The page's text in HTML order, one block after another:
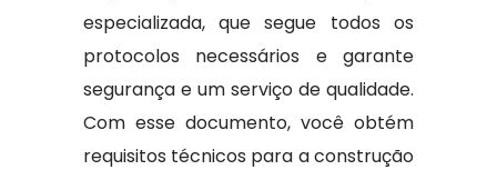
especializada, que segue todos os
protocolos necessários e garante
segurança e um serviço de qualidade.
Com esse documento, você obtém
requisitos técnicos para a construção